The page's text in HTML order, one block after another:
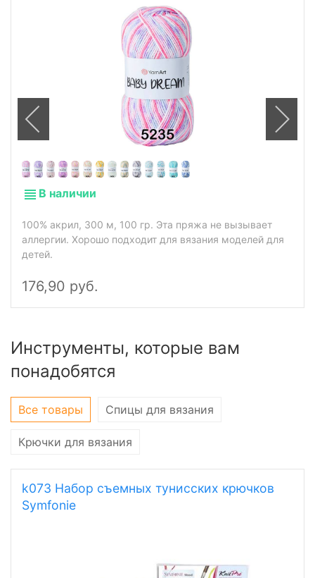
В наличии
100% акрил, 300 м, 100 гр. Эта пряжа не вызывает
аллергии. Хорошо подходит для вязания моделей для
детей.
176,90 руб.
Инструменты, которые вам
понадобятся
Все товары Спицы для вязания
Крючки для вязания
k073 Набор съемных тунисских крючков
Symfonie